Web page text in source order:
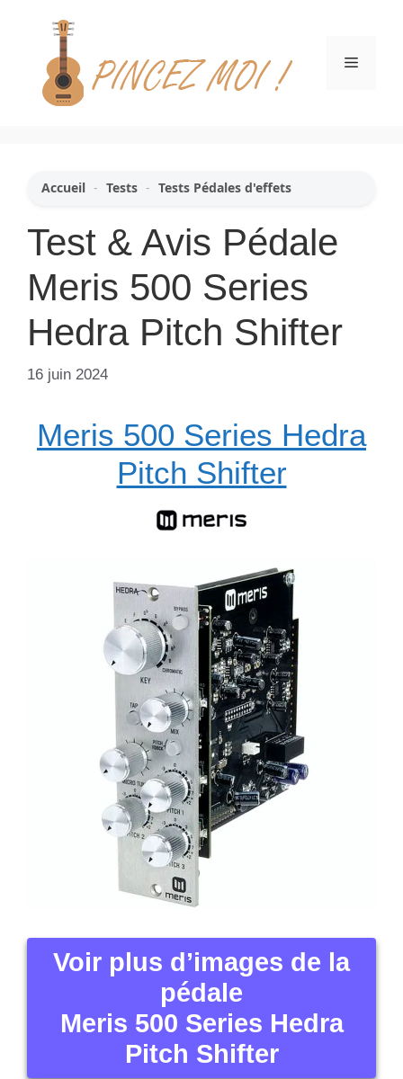
contenu
Menu
Accueil - Tests - Tests Pédales d'effets
Test & Avis Pédale
Meris 500 Series
Hedra Pitch Shifter
16 juin 2024
Meris 500 Series Hedra
Pitch Shifter
Voir plus d’images de la
pédale
Meris 500 Series Hedra
Pitch Shifter